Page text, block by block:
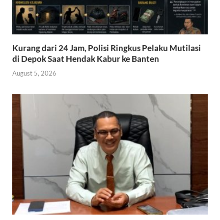
Kurang dari 24 Jam, Polisi Ringkus Pelaku Mutilasi
di Depok Saat Hendak Kabur ke Banten
August 5, 2026